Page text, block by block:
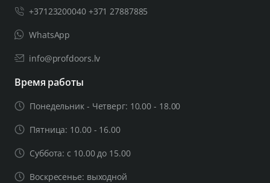
+37123200040 +371 27887885
WhatsApp
info@profdoors.lv
Время работы
Понедельник - Четверг: 10.00 - 18.00
Пятница: 10.00 - 16.00
Суббота: с 10.00 до 15.00
Воскресенье: выходной